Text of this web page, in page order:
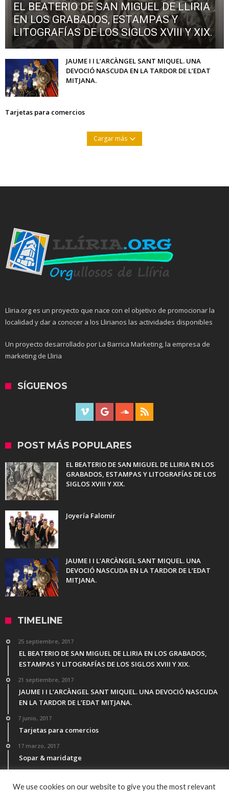
EL BEATERIO DE SAN MIGUEL DE LLIRIA
EN LOS GRABADOS, ESTAMPAS Y
LITOGRAFÍAS DE LOS SIGLOS XVIII Y XIX.
JAUME I I L’ARCÀNGEL SANT MIQUEL. UNA
DEVOCIÓ NASCUDA EN LA TARDOR DE L’EDAT
MITJANA.
Tarjetas para comercios
Cargar más
Lliria.org es un proyecto que nace con el objetivo de promocionar la
localidad y dar a conocer a los Llirianos las actividades disponibles
Un proyecto desarrollado por La Barrica Marketing, la empresa de
marketing de Lliria
SÍGUENOS
POST MÁS POPULARES
EL BEATERIO DE SAN MIGUEL DE LLIRIA EN LOS
GRABADOS, ESTAMPAS Y LITOGRAFÍAS DE LOS
SIGLOS XVIII Y XIX.
Joyería Falomir
JAUME I I L’ARCÀNGEL SANT MIQUEL. UNA
DEVOCIÓ NASCUDA EN LA TARDOR DE L’EDAT
MITJANA.
TIMELINE
25 septiembre, 2017
EL BEATERIO DE SAN MIGUEL DE LLIRIA EN LOS GRABADOS,
ESTAMPAS Y LITOGRAFÍAS DE LOS SIGLOS XVIII Y XIX.
21 septiembre, 2017
JAUME I I L’ARCÀNGEL SANT MIQUEL. UNA DEVOCIÓ NASCUDA
EN LA TARDOR DE L’EDAT MITJANA.
7 junio, 2017
Tarjetas para comercios
17 marzo, 2017
Sopar & maridatge
Menú Desgutación Segle XXI
We use cookies on our website to give you the most relevant